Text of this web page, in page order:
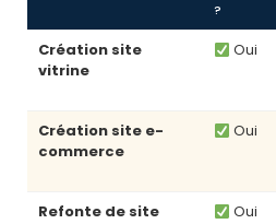
?
Création site
vitrine
Oui
Création site e-
commerce
Oui
Refonte de site
Oui